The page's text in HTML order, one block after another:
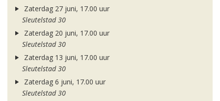
Zaterdag 27 juni, 17.00 uur
Sleutelstad 30
Zaterdag 20 juni, 17.00 uur
Sleutelstad 30
Zaterdag 13 juni, 17.00 uur
Sleutelstad 30
Zaterdag 6 juni, 17.00 uur
Sleutelstad 30